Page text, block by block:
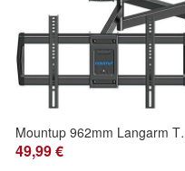
Mountup 962mm
49,99 €